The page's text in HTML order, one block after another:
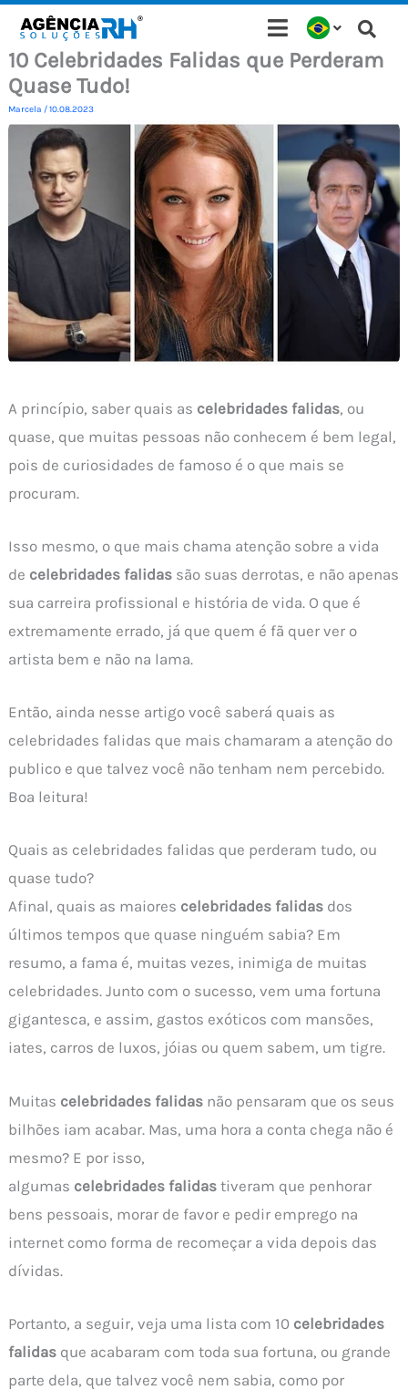
para
conteúdo
10 Celebridades Falidas que Perderam
Quase Tudo!
Marcela /10.08.2023
A princípio, saber quais as celebridades falidas, ou
quase, que muitas pessoas não conhecem é bem legal,
pois de curiosidades de famoso é o que mais se
procuram.
Isso mesmo, o que mais chama atenção sobre a vida
de celebridades falidas são suas derrotas, e não apenas
sua carreira profissional e história de vida. O que é
extremamente errado, já que quem é fã quer ver o
artista bem e não na lama.
Então, ainda nesse artigo você saberá quais as
celebridades falidas que mais chamaram a atenção do
publico e que talvez você não tenham nem percebido.
Boa leitura!
Quais as celebridades falidas que perderam tudo, ou
quase tudo?
Afinal, quais as maiores celebridades falidas dos
últimos tempos que quase ninguém sabia? Em
resumo, a fama é, muitas vezes, inimiga de muitas
celebridades. Junto com o sucesso, vem uma fortuna
gigantesca, e assim, gastos exóticos com mansões,
iates, carros de luxos, jóias ou quem sabem, um tigre.
Muitas celebridades falidas não pensaram que os seus
bilhões iam acabar. Mas, uma hora a conta chega não é
mesmo? E por isso,
algumas celebridades falidas tiveram que penhorar
bens pessoais, morar de favor e pedir emprego na
internet como forma de recomeçar a vida depois das
dívidas.
Portanto, a seguir, veja uma lista com 10 celebridades
falidas que acabaram com toda sua fortuna, ou grande
parte dela, que talvez você nem sabia, como por